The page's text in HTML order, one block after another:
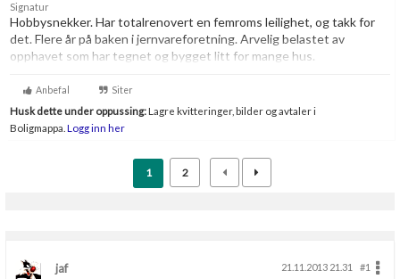
Signatur
Hobbysnekker. Har totalrenovert en femroms leilighet, og takk for
det. Flere år på baken i jernvareforetning. Arvelig belastet av
opphavet som har tegnet og bygget litt for mange hus.
Forakter få, men folk som pynter huset sitt med blinkende juletrelys
bør få buksevann.
Anbefal Siter
Husk dette under oppussing:Lagre kvitteringer, bilder og avtaler i
Boligmappa. Logg inn her
1 2
jaf 21.11.2013 21.31
#1